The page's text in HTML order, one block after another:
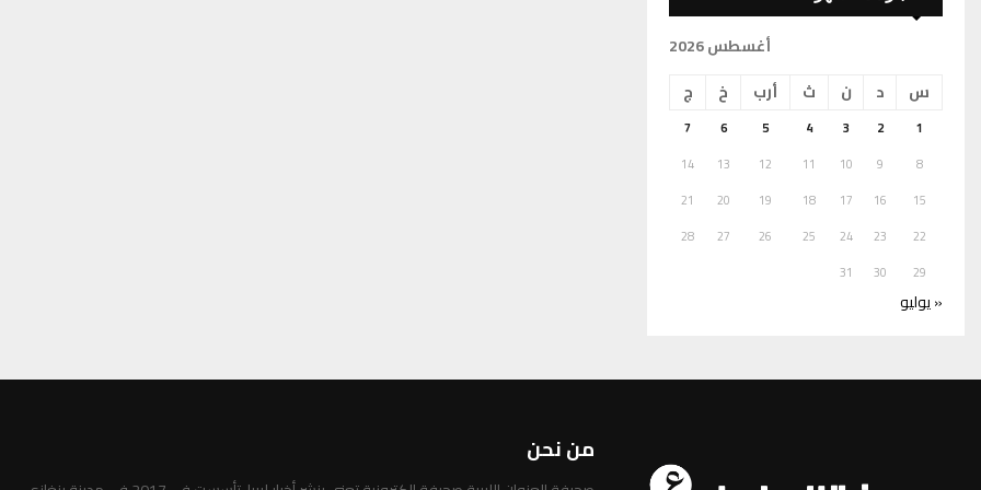
أغسطس 2026
س
د ن ث أرب خ ج
1
2
3
4
5
6
7
8
9
10
11
12
13
14
15
16
17
18
19
20
21
22
23
24
25
26
27
28
29
30
31
« يوليو
من نحن